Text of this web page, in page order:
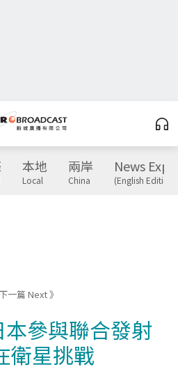
本地
Local
兩岸
China
News
(English Edition)
下一篇 Next 》
參與聯合發射
衛星挑戰